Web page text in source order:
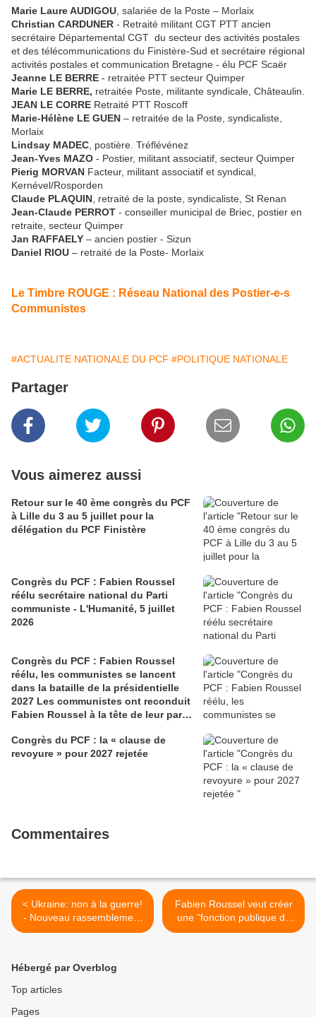
Marie Laure AUDIGOU , salariée de la Poste – Morlaix
Christian CARDUNER - Retraité militant CGT PTT ancien
secrétaire Départemental CGT du secteur des activités postales
et des télécommunications du Finistère-Sud et secrétaire régional
activités postales et communication Bretagne - élu PCF Scaër
Jeanne LE BERRE - retraitée PTT secteur Quimper
Marie LE BERRE, retraitée Poste, militante syndicale, Châteaulin.
JEAN LE CORRE Retraité PTT Roscoff
Marie-Hélène LE GUEN – retraitée de la Poste, syndicaliste,
Morlaix
Lindsay MADEC , postière. Tréflévénez
Jean-Yves MAZO - Postier, militant associatif, secteur Quimper
Pierig MORVAN Facteur, militant associatif et syndical,
Kernével/Rosporden
Claude PLAQUIN , retraité de la poste, syndicaliste, St Renan
Jean-Claude PERROT - conseiller municipal de Briec, postier en
retraite, secteur Quimper
Jan RAFFAELY – ancien postier - Sizun
Daniel RIOU – retraité de la Poste- Morlaix
Le Timbre ROUGE : Réseau National des Postier-e-s
Communistes
#ACTUALITE NATIONALE DU PCF #POLITIQUE NATIONALE
Partager
Vous aimerez aussi
Retour sur le 40 ème congrès du PCF
à Lille du 3 au 5 juillet pour la
délégation du PCF Finistère
Congrès du PCF : Fabien Roussel
réélu secrétaire national du Parti
communiste - L'Humanité, 5 juillet
2026
Congrès du PCF : Fabien Roussel
réélu, les communistes se lancent
dans la bataille de la présidentielle
2027 Les communistes ont reconduit
Fabien Roussel à la tête de leur parti,
Lille. Le secrétaire national, dont la
candidature devrait être officialisée le
Congrès du PCF : la « clause de
revoyure » pour 2027 rejetée
Commentaires
< Ukraine: non à la guerre!
- Nouveau rassemblement
samedi 5 mars place de la
Fabien Roussel veut créer
une "fonction publique du
lien" (L'Humanité, jeudi 3
Hébergé par Overblog
Top articles
Pages